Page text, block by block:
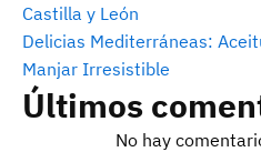
Castilla y León
Delicias Mediterráneas:
Manjar Irresistible
Últimos
No hay